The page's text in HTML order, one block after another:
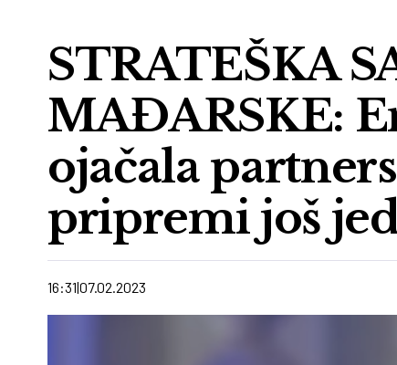
STRATEŠKA
MAĐARSKE:
ojačala
pripremi još
16:31 07.02.2023